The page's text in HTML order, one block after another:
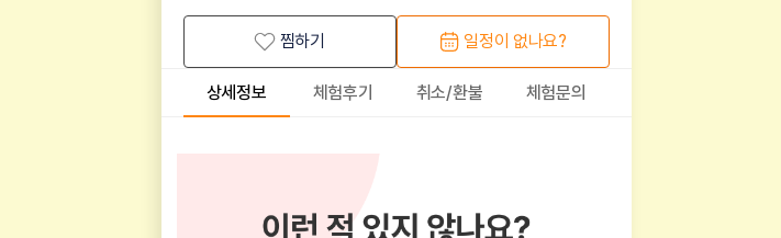
찜하기 일정이 없나요?
상세정보 체험후기 취소/환불 체험문의